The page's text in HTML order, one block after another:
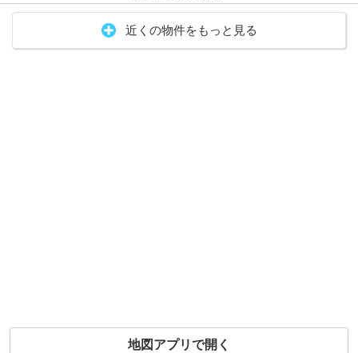
近くの物件をもっと見る
地図アプリで開く